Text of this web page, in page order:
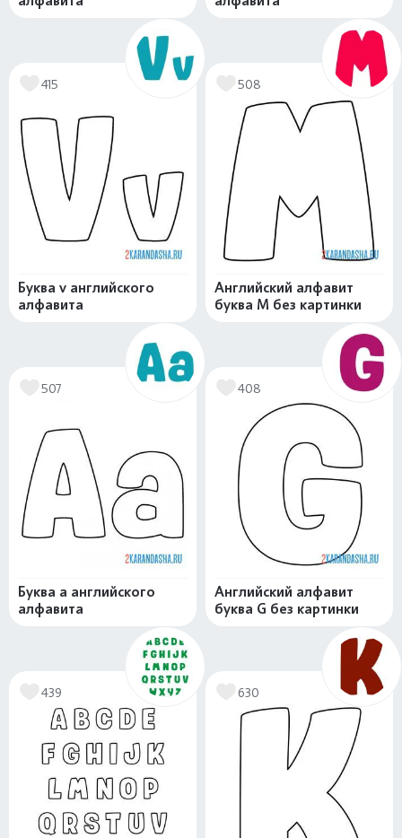
415
Буква v английского
алфавита
508
Английский алфавит
буква M без картинки
507
Буква a английского
алфавита
408
Английский алфавит
буква G без картинки
439 630